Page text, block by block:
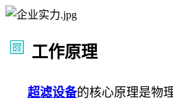
工作原理
超滤设备的核心原理是物